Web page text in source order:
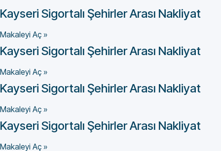
Kayseri Sigortalı Şehirler Arası Nakliyat
Makaleyi Aç »
Kayseri Sigortalı Şehirler Arası Nakliyat
Makaleyi Aç »
Kayseri Sigortalı Şehirler Arası Nakliyat
Makaleyi Aç »
Kayseri Sigortalı Şehirler Arası Nakliyat
Makaleyi Aç »